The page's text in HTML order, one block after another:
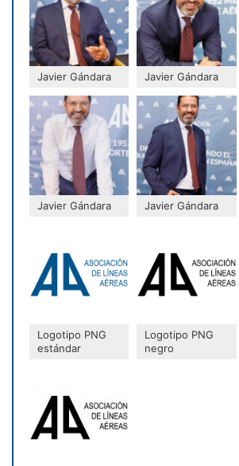
Javier Gándara Javier Gándara
Javier Gándara Javier Gándara
Logotipo PNG
estándar
Logotipo PNG
negro